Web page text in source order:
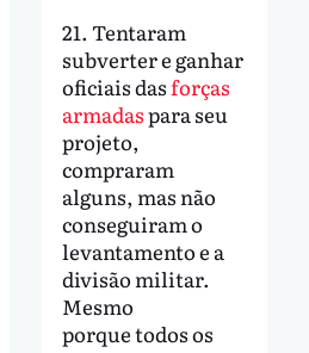
21. Tentaram
subverter e ganhar
oficiais das forças
armadaspara seu
projeto,
compraram
alguns, mas não
conseguiram o
levantamento e a
divisão militar.
Mesmo
porque todos os